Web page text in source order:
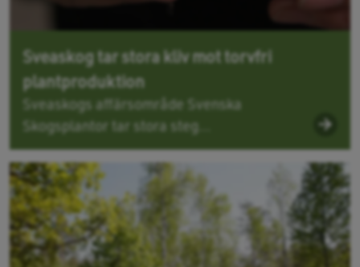
Sveaskog tar stora kliv mot torvfri
plantproduktion
Sveaskogs affärsområde Svenska
Skogsplantor tar stora steg...